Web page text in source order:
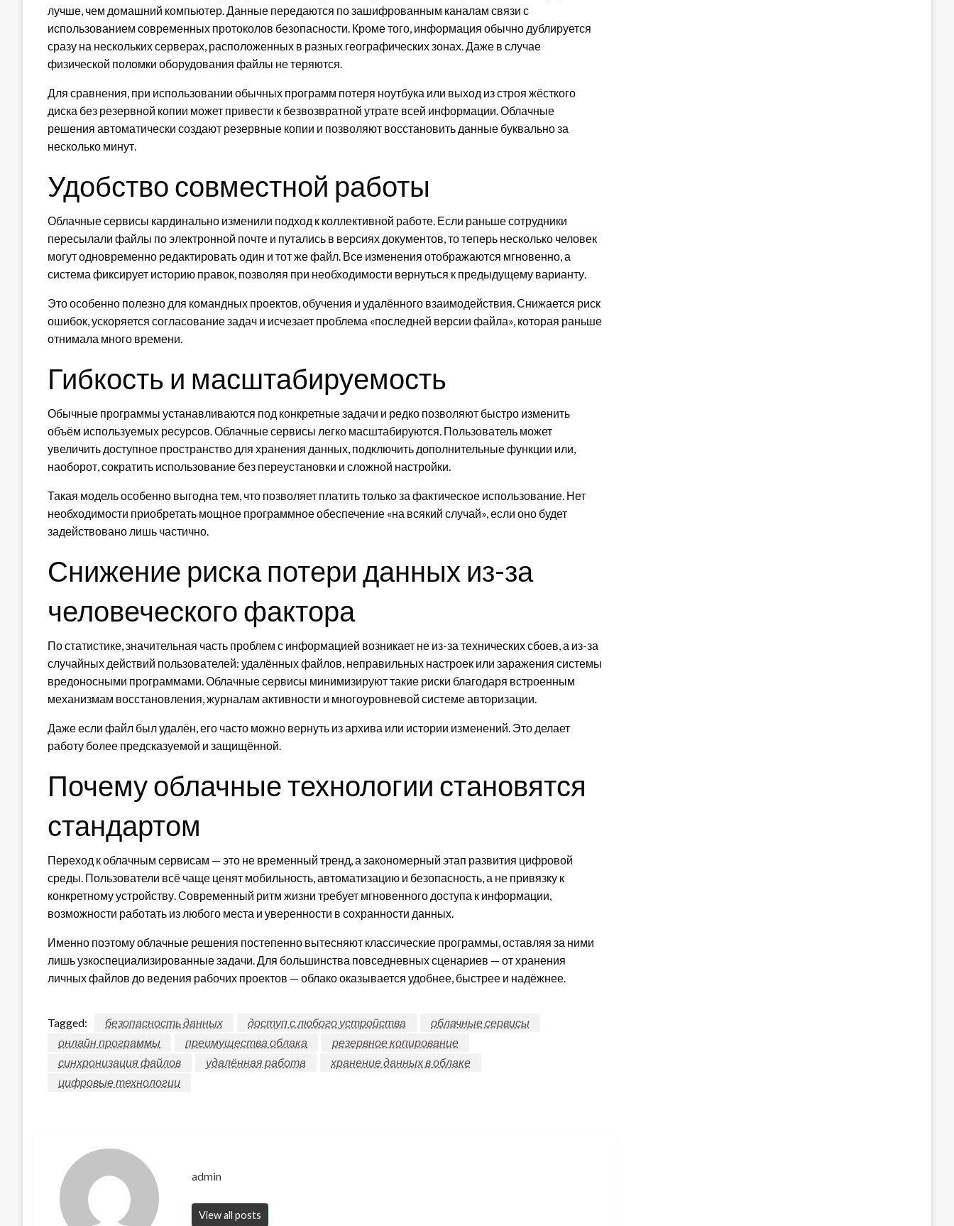
лучше, чем домашний компьютер. Данные передаются по зашифрованным каналам связи с
использованием современных протоколов безопасности. Кроме того, информация обычно дублируется
сразу на нескольких серверах, расположенных в разных географических зонах. Даже в случае
физической поломки оборудования файлы не теряются.
Для сравнения, при использовании обычных программ потеря ноутбука или выход из строя жёсткого
диска без резервной копии может привести к безвозвратной утрате всей информации. Облачные
решения автоматически создают резервные копии и позволяют восстановить данные буквально за
несколько минут.
Удобство совместной работы
Облачные сервисы кардинально изменили подход к коллективной работе. Если раньше сотрудники
пересылали файлы по электронной почте и путались в версиях документов, то теперь несколько человек
могут одновременно редактировать один и тот же файл. Все изменения отображаются мгновенно, а
система фиксирует историю правок, позволяя при необходимости вернуться к предыдущему варианту.
Это особенно полезно для командных проектов, обучения и удалённого взаимодействия. Снижается риск
ошибок, ускоряется согласование задач и исчезает проблема «последней версии файла», которая раньше
отнимала много времени.
Гибкость и масштабируемость
Обычные программы устанавливаются под конкретные задачи и редко позволяют быстро изменить
объём используемых ресурсов. Облачные сервисы легко масштабируются. Пользователь может
увеличить доступное пространство для хранения данных, подключить дополнительные функции или,
наоборот, сократить использование без переустановки и сложной настройки.
Такая модель особенно выгодна тем, что позволяет платить только за фактическое использование. Нет
необходимости приобретать мощное программное обеспечение «на всякий случай», если оно будет
задействовано лишь частично.
Снижение риска потери данных из-за
человеческого фактора
По статистике, значительная часть проблем с информацией возникает не из-за технических сбоев, а из-за
случайных действий пользователей: удалённых файлов, неправильных настроек или заражения системы
вредоносными программами. Облачные сервисы минимизируют такие риски благодаря встроенным
механизмам восстановления, журналам активности и многоуровневой системе авторизации.
Даже если файл был удалён, его часто можно вернуть из архива или истории изменений. Это делает
работу более предсказуемой и защищённой.
Почему облачные технологии становятся
стандартом
Переход к облачным сервисам — это не временный тренд, а закономерный этап развития цифровой
среды. Пользователи всё чаще ценят мобильность, автоматизацию и безопасность, а не привязку к
конкретному устройству. Современный ритм жизни требует мгновенного доступа к информации,
возможности работать из любого места и уверенности в сохранности данных.
Именно поэтому облачные решения постепенно вытесняют классические программы, оставляя за ними
лишь узкоспециализированные задачи. Для большинства повседневных сценариев — от хранения
личных файлов до ведения рабочих проектов — облако оказывается удобнее, быстрее и надёжнее.
Tagged: безопасность данных доступ с любого устройства
облачные сервисы
онлайн программы
преимущества облака
резервное копирование
синхронизация файлов
удалённая работа
хранение данных в облаке
цифровые технологии
admin
View all posts